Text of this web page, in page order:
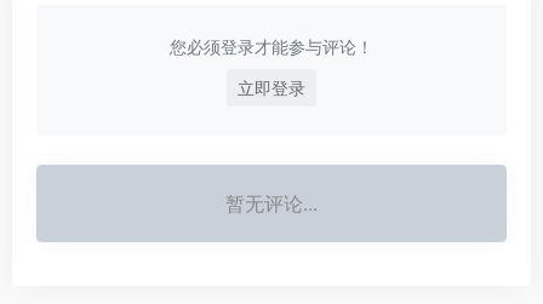
您必须登录才能参与评论！
立即登录
暂无评论...